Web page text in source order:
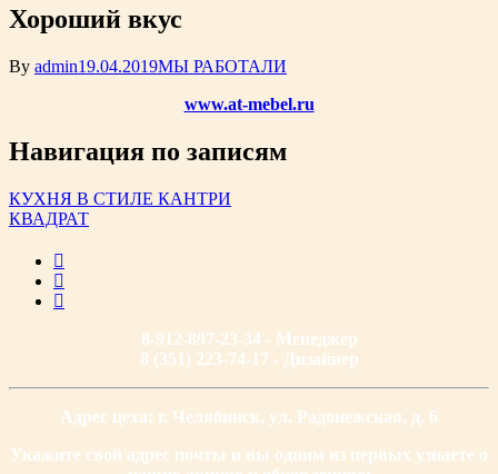
Хороший вкус
By admin19.04.2019МЫ РАБОТАЛИ
www.at-mebel.ru
Навигация по записям
КУХНЯ В СТИЛЕ КАНТРИ
КВАДРАТ
8-912-897-23-34 - Менеджер
8 (351) 223-74-17 - Дизайнер
Адрес цеха: г. Челябинск, ул. Радонежская, д. 6
Укажите свой адрес почты и вы одним из первых узнаете о